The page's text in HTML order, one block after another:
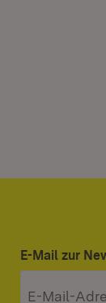
E-Mail zur